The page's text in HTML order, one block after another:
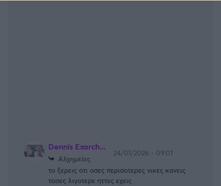
Dennis Exarch...
Αλχημείες
24/01/2026 - 09:01
το ξερεις οτι οσες περισοτερες νικες κανεις
τοσες λιγοτερε ηττες εχεις